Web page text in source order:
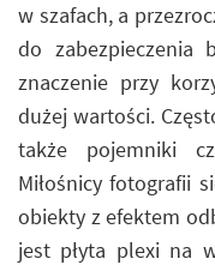
w szafach, a
do zabezpieczenia
znaczenie przy
dużej wartości.
także pojemniki
Miłośnicy fotografii
obiekty z efektem
jest płyta plexi na